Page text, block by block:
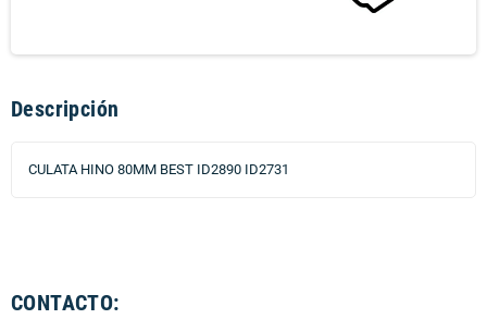
Descripción
CULATA HINO 80MM BEST ID2890 ID2731
CONTACTO: